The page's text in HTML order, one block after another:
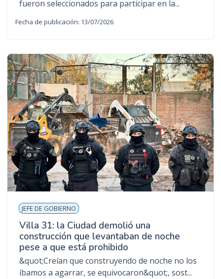
fueron seleccionados para participar en la...
Fecha de publicación: 13/07/2026
JEFE DE GOBIERNO
​Villa 31: la Ciudad demolió una
construcción que levantaban de noche
pese a que está prohibido​
&quot;Creían que construyendo de noche no los
íbamos a agarrar, se equivocaron&quot;, sost...